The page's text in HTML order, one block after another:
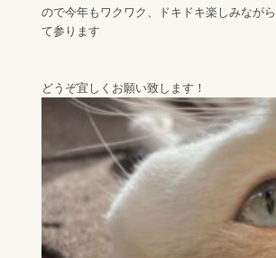
ので今年もワクワク、ドキドキ楽しみなが
て参ります
どうぞ宜しくお願い致します！